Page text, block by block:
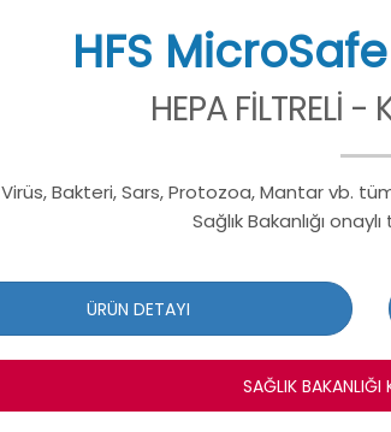
HFS
HEPA FİLTRELİ -
Virüs, Bakteri, Sars, Protozoa, Mantar vb.
Sağlık Bakanlığı
ÜRÜN DETAYI
SAĞLIK BAKANLIĞI